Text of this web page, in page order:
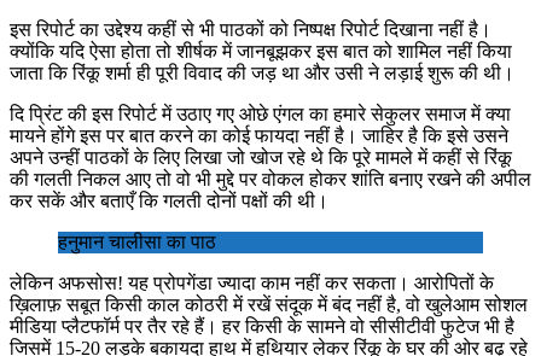
इस रिपोर्ट का उद्देश्य कहीं से भी पाठकों को निष्पक्ष रिपोर्ट दिखाना नहीं है।
क्योंकि यदि ऐसा होता तो शीर्षक में जानबूझकर इस बात को शामिल नहीं किया
जाता कि रिंकू शर्मा ही पूरी विवाद की जड़ था और उसी ने लड़ाई शुरू की थी।
दि प्रिंट की इस रिपोर्ट में उठाए गए ओछे एंगल का हमारे सेकुलर समाज में क्या
मायने होंगे इस पर बात करने का कोई फायदा नहीं है। जाहिर है कि इसे उसने
अपने उन्हीं पाठकों के लिए लिखा जो खोज रहे थे कि पूरे मामले में कहीं से रिंकू
की गलती निकल आए तो वो भी मुद्दे पर वोकल होकर शांति बनाए रखने की अपील
कर सकें और बताएँ कि गलती दोनों पक्षों की थी।
हनुमान चालीसा का पाठ
लेकिन अफसोस! यह प्रोपगेंडा ज्यादा काम नहीं कर सकता। आरोपितों के
ख़िलाफ़ सबूत किसी काल कोठरी में रखें संदूक में बंद नहीं है, वो खुलेआम सोशल
मीडिया प्लैटफॉर्म पर तैर रहे हैं। हर किसी के सामने वो सीसीटीवी फुटेज भी है
जिसमें 15-20 लड़के बकायदा हाथ में हथियार लेकर रिंकू के घर की ओर बढ़ रहे